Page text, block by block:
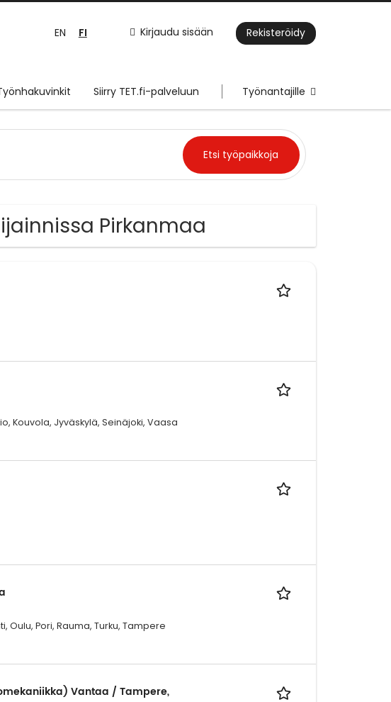
Kirjaudu sisään Rekisteröidy
EN FI
Siirry TET.fi-palveluun Työnantajille
Pirkanmaa
Kouvola, Jyväskylä, Seinäjoki, Vaasa
Oulu, Pori, Rauma, Turku, Tampere
Vantaa / Tampere,